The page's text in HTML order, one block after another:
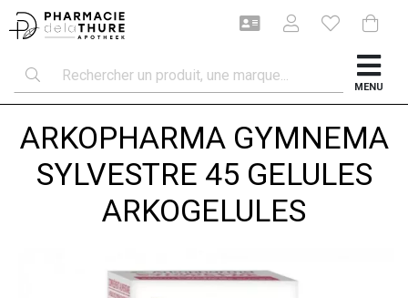
MENU
ARKOPHARMA GYMNEMA
SYLVESTRE 45 GELULES
ARKOGELULES